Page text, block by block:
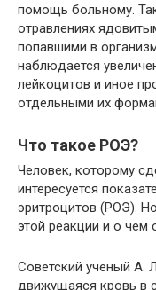
помощь больному.
отравлениях
попавшими в
наблюдается
лейкоцитов и иное
отдельными их
Что такое РОЭ?
Человек, которому
интересуется
эритроцитов (РОЭ).
этой реакции и о чем
Советский ученый А.
движущаяся кровь в